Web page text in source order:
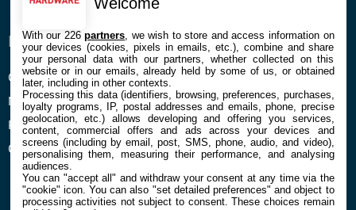
ENTREPRISE
Confidentialité et Cookies
Mentions légales et CGU
Préférences Cookies
Qui sommes nous
À PROPOS
Contact
With our 226partners , we wish to store and access information on
your devices (cookies, pixels in emails, etc.), combine and share
your personal data with our partners, whether collected on this
website or in our emails, already held by some of us, or obtained
later, including in other contexts.
Processing this data (identifiers, browsing, preferences, purchases,
loyalty programs, IP, postal addresses and emails, phone, precise
geolocation, etc.) allows developing and offering you services,
content, commercial offers and ads across your devices and
screens (including by email, post, SMS, phone, audio, and video),
personalising them, measuring their performance, and analysing
audiences.
You can "accept all" and withdraw your consent at any time via the
"cookie" icon. You can also "set detailed preferences" and object to
processing activities not subject to consent. These choices remain